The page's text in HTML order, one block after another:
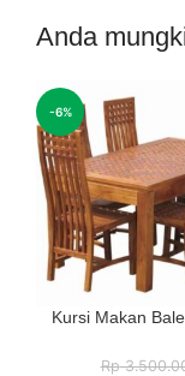
Anda
-6%
Kursi Makan
Rp